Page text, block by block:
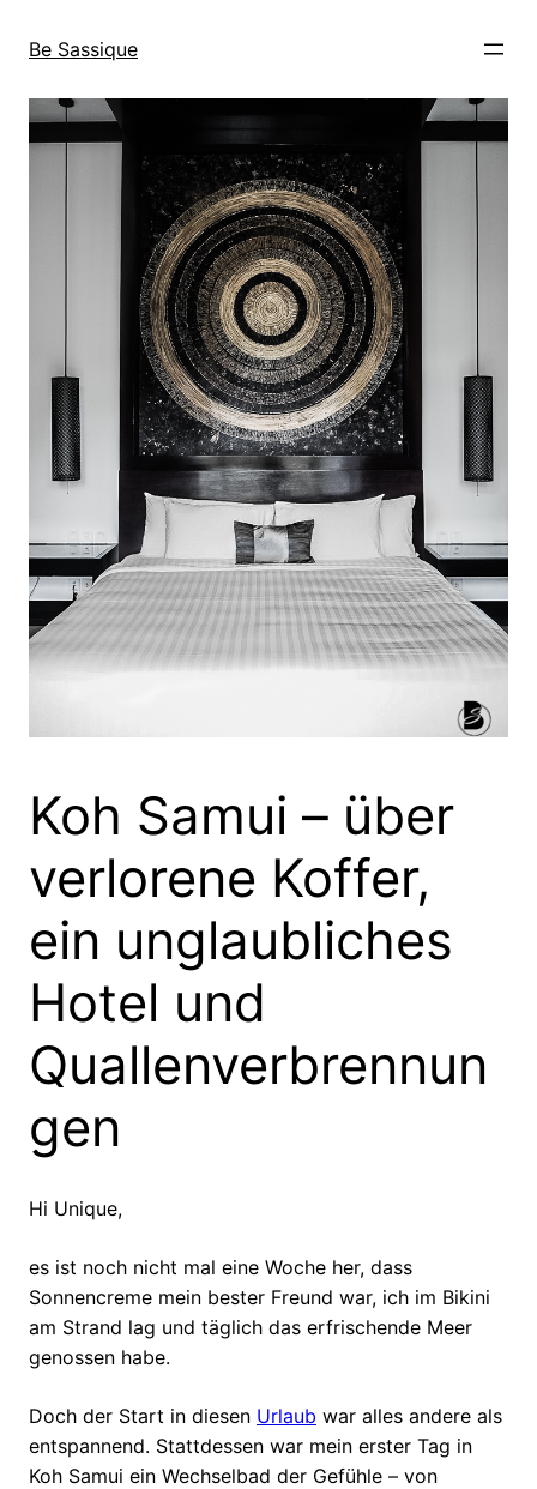
zum
wechseln
Be Sassique
Koh Samui – über
verlorene Koffer,
ein unglaubliches
Hotel und
Quallenverbrennun
gen
Hi Unique,
es ist noch nicht mal eine Woche her, dass
Sonnencreme mein bester Freund war, ich im Bikini
am Strand lag und täglich das erfrischende Meer
genossen habe.
Doch der Start in diesen Urlaub war alles andere als
entspannend. Stattdessen war mein erster Tag in
Koh Samui ein Wechselbad der Gefühle – von